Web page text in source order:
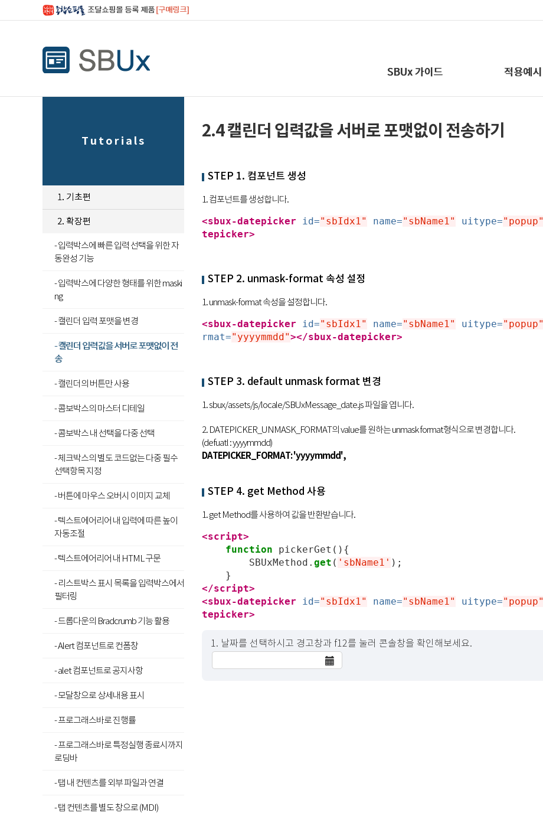
조달쇼핑몰 등록 제품[구매링크]
SBUx 가이드 적용예시
Tutorials
1. 기초편
2. 확장편
- 입력박스에 빠른 입력 선택을 위한 자
동완성 기능
- 입력박스에 다양한 형태를 위한 maski
ng
- 캘린더 입력 포맷을 변경
- 캘린더 입력값을 서버로 포맷없이 전
송
- 캘린더의 버튼만 사용
- 콤보박스의 마스터 디테일
- 콤보박스 내 선택을 다중 선택
- 체크박스의 별도 코드없는 다중 필수
선택항목 지정
- 버튼에 마우스 오버시 이미지 교체
- 텍스트에어리어 내 입력에 따른 높이
자동조절
- 텍스트에어리어 내 HTML 구문
- 리스트박스 표시 목록을 입력박스에서
필터링
- 드롭다운의 Bradcrumb 기능 활용
- Alert 컴포넌트로 컨폼창
- alet 컴포넌트로 공지사항
- 모달창으로 상세내용 표시
- 프로그래스바로 진행률
- 프로그래스바로 특정실행 종료시까지
로딩바
- 탭 내 컨텐츠를 외부 파일과 연결
- 탭 컨텐츠를 별도 창으로 (MDI)
2.4 캘린더 입력값을 서버로 포맷없이 전송하기
STEP 1. 컴포넌트 생성
1. 컴포넌트를 생성합니다.
<sbux-datepicker
id="sbIdx1" name="sbName1" uitype="popup"
tepicker>
STEP 2. unmask-format 속성 설정
1. unmask-format 속성을 설정합니다.
<sbux-datepicker
id="sbIdx1" name="sbName1" uitype="popup"
rmat="yyyymmdd"></sbux-datepicker>
STEP 3. default unmask format 변경
1. sbux/assets/js/locale/SBUxMessage_date.js 파일을 엽니다.
2. DATEPICKER_UNMASK_FORMAT의 value를 원하는 unmask format형식으로 변경합니다.
(defuatl : yyyymmdd)
DATEPICKER_FORMAT: 'yyyymmdd',
STEP 4. get Method 사용
1. get Method를 사용하여 값을 반환받습니다.
<script>
function
pickerGet (){
SBUxMethod . get ( 'sbName1' );
}
</script>
<sbux-datepicker
id="sbIdx1" name="sbName1" uitype="popup"
tepicker>
1. 날짜를 선택하시고 경고창과 f12를 눌러 콘솔창을 확인해보세요.